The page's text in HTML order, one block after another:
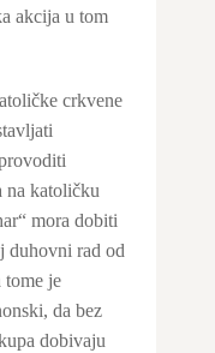
akcija u tom
crkvene
na katoličku
mora dobiti
duhovni rad od
tome je
da bez
dobivaju